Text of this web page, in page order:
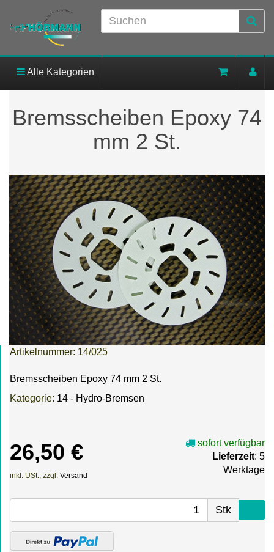
Alle Kategorien
Bremsscheiben Epoxy 74
mm 2 St.
Artikelnummer: 14/025
Bremsscheiben Epoxy 74 mm 2 St.
Kategorie: 14 - Hydro-Bremsen
26,50 €
inkl. USt., zzgl. Versand
sofort verfügbar
Lieferzeit: 5
Werktage
Stk